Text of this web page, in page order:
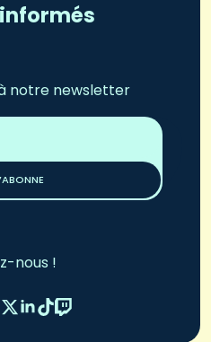
notre newsletter
nous !